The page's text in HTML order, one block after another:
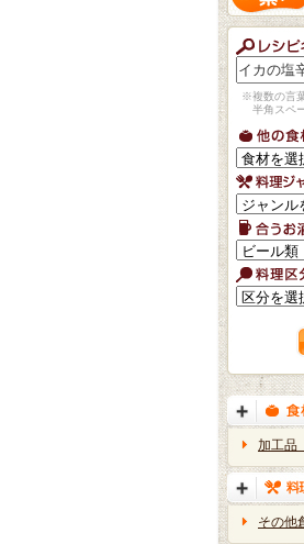
※複数の言
半角スペ
加工品
その他